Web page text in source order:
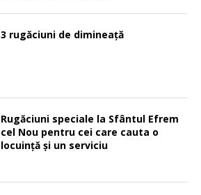
3 rugăciuni de dimineață
Rugăciuni speciale la Sfântul Efrem
cel Nou pentru cei care cauta o
locuinţă şi un serviciu